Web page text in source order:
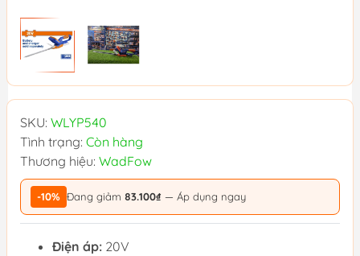
SKU: WLYP540
Tình trạng: Còn hàng
Thương hiệu: WadFow
-10% Đang giảm 83.100₫ — Áp dụng ngay
Điện áp: 20V